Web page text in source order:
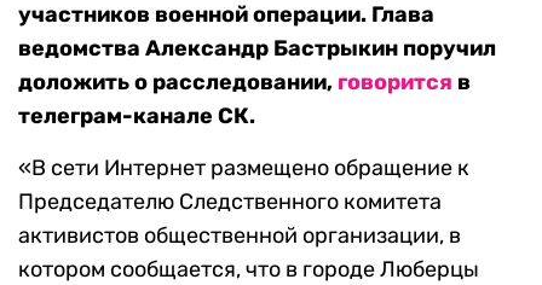
участников военной операции. Глава
ведомства Александр Бастрыкин поручил
доложить о расследовании, говорится в
телеграм-канале СК.
«В сети Интернет размещено обращение к
Председателю Следственного комитета
активистов общественной организации, в
котором сообщается, что в городе Люберцы